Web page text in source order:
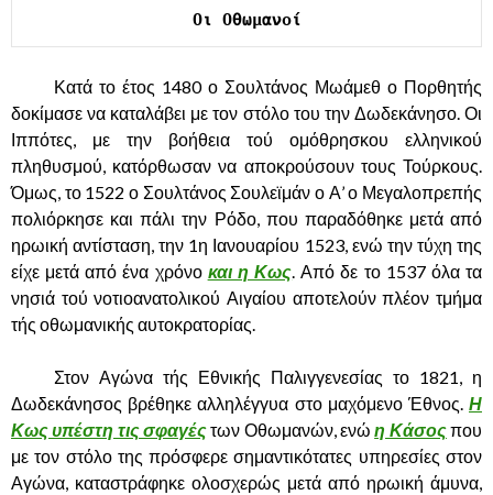
Οι Οθωμανοί
Κατά το έτος 1480 ο Σουλτάνος Μωάμεθ ο Πορθητής
δοκίμασε να καταλάβει με τον στόλο του την Δωδεκάνησο. Οι
Ιππότες, με την βοήθεια τού ομόθρησκου ελληνικού
πληθυσμού, κατόρθωσαν να αποκρούσουν τους Τούρκους.
Όμως, το 1522 ο Σουλτάνος Σουλεϊμάν ο Α’ ο Μεγαλοπρεπής
πολιόρκησε και πάλι την Ρόδο, που παραδόθηκε μετά από
ηρωική αντίσταση, την 1η Ιανουαρίου 1523, ενώ την τύχη της
είχε μετά από ένα χρόνο και η Κως. Από δε το 1537 όλα τα
νησιά τού νοτιοανατολικού Αιγαίου αποτελούν πλέον τμήμα
τής οθωμανικής αυτοκρατορίας.
Στον Αγώνα τής Εθνικής Παλιγγενεσίας το 1821, η
Δωδεκάνησος βρέθηκε αλληλέγγυα στο μαχόμενο Έθνος. Η
Κως υπέστη τις σφαγέςτων Οθωμανών, ενώη Κάσοςπου
με τον στόλο της πρόσφερε σημαντικότατες υπηρεσίες στον
Αγώνα, καταστράφηκε ολοσχερώς μετά από ηρωική άμυνα,